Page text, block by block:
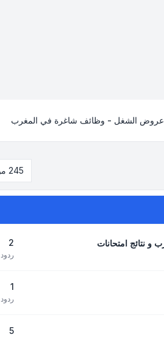
عروض الشغل - وظائف شاغرة في المغرب
245 موضوعًا
2
ردود
1
ردود
5